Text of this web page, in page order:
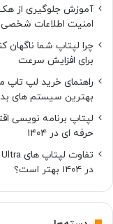
امنیت اطلاعات شخصی
برای افزایش سرعت
بهترین سیستم های
حرفه ای در ۱۴۰۴
در ۱۴۰۴ بهتر است؟